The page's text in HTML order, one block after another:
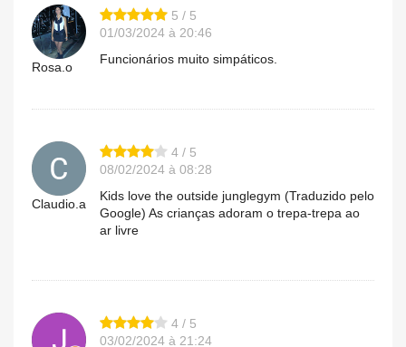
Rosa.o
5 / 5
01/03/2024 à 20:46
Funcionários muito simpáticos.
Claudio.a
4 / 5
08/02/2024 à 08:28
Kids love the outside junglegym (Traduzido pelo
Google) As crianças adoram o trepa-trepa ao
ar livre
4 / 5
03/02/2024 à 21:24